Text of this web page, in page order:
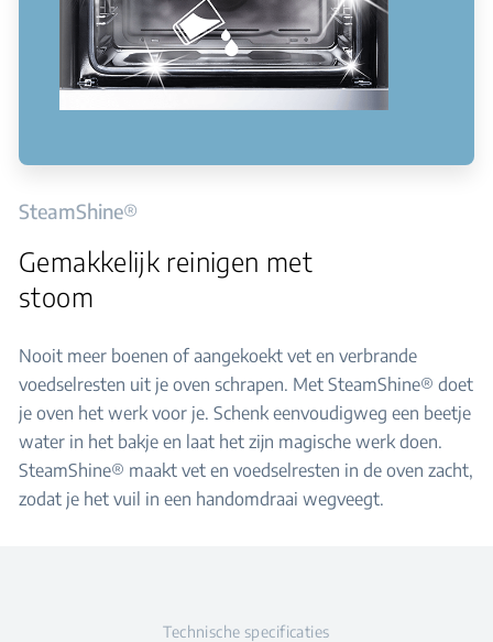
SteamShine®
Gemakkelijk reinigen met
stoom
Nooit meer boenen of aangekoekt vet en verbrande
voedselresten uit je oven schrapen. Met SteamShine® doet
je oven het werk voor je. Schenk eenvoudigweg een beetje
water in het bakje en laat het zijn magische werk doen.
SteamShine® maakt vet en voedselresten in de oven zacht,
zodat je het vuil in een handomdraai wegveegt.
Technische specificaties